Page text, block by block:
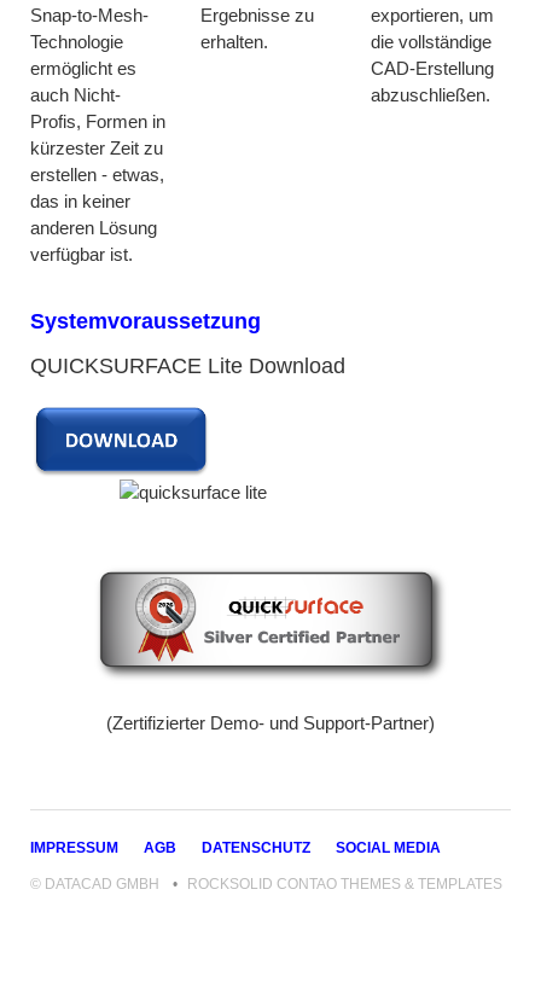
Snap-to-Mesh-
Technologie
ermöglicht es
auch Nicht-
Profis, Formen in
kürzester Zeit zu
erstellen - etwas,
das in keiner
anderen Lösung
verfügbar ist.
Ergebnisse zu
erhalten.
exportieren, um
die vollständige
CAD-Erstellung
abzuschließen.
Systemvoraussetzung
QUICKSURFACE Lite Download
(Zertifizierter Demo- und Support-Partner)
NAVIGATION
IMPRESSUM AGB DATENSCHUTZ SOCIAL MEDIA
© DATACAD GMBH ROCKSOLID CONTAO THEMES & TEMPLATES